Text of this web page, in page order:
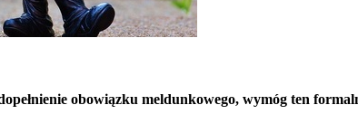
obowiązku meldunkowego, wymóg ten